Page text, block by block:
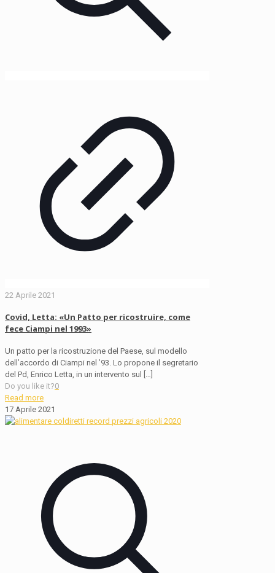
22 Aprile 2021
Covid, Letta: «Un Patto per ricostruire, come
fece Ciampi nel 1993»
Un patto per la ricostruzione del Paese, sul modello
dell’accordo di Ciampi nel ’93. Lo propone il segretario
del Pd, Enrico Letta, in un intervento sul
[…]
Do you like it?0
Read more
17 Aprile 2021